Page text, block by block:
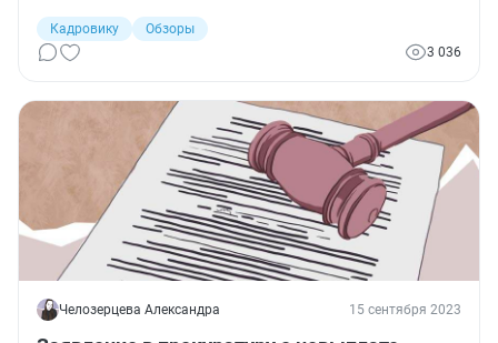
Кадровику
Обзоры
3 036
Челозерцева Александра 15 сентября 2023